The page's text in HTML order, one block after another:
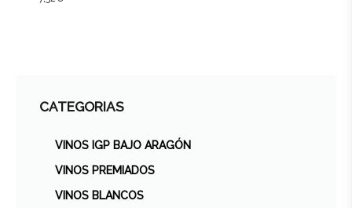
CATEGORIAS
VINOS IGP BAJO ARAGÓN
VINOS PREMIADOS
VINOS BLANCOS